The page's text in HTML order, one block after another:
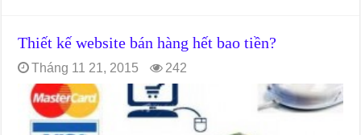
Thiết kế website bán hàng hết bao tiền?
Tháng 11 21, 2015 242